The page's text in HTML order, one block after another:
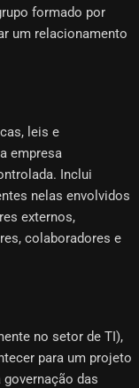
formado por
um relacionamento
leis e
empresa
Inclui
nelas envolvidos
externos,
colaboradores e
no setor de TI),
para um projeto
das